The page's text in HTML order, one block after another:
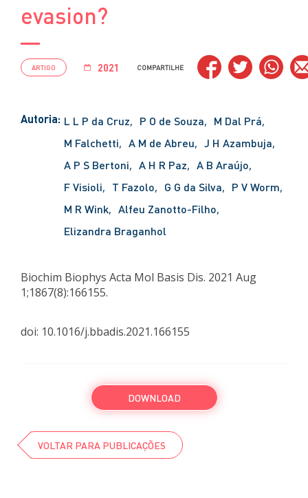
evasion?
ARTIGO 2021 COMPARTILHE
Autoria: L L P da Cruz P O de Souza
M Dal Prá
M Falchetti
A M de Abreu
J H Azambuja
A P S Bertoni
A H R Paz
A B Araújo
F Visioli
T Fazolo G G da Silva
P V Worm
M R Wink
Alfeu Zanotto-Filho
Elizandra Braganhol
Biochim Biophys Acta Mol Basis Dis. 2021 Aug
1;1867(8):166155.
doi: 10.1016/j.bbadis.2021.166155
DOWNLOAD
VOLTAR PARA PUBLICAÇÕES